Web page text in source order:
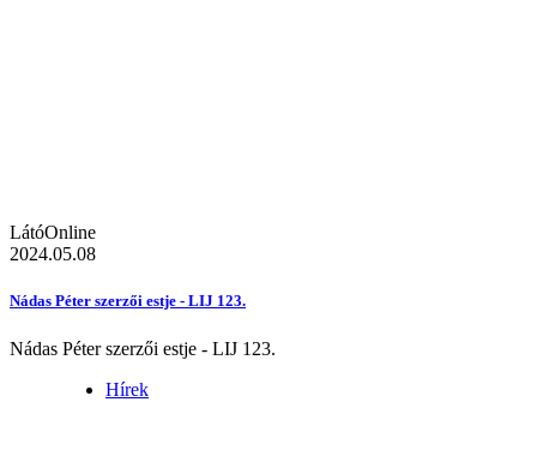
LátóOnline
2024.05.08
Nádas Péter szerzői estje - LIJ 123.
Nádas Péter szerzői estje - LIJ 123.
Hírek